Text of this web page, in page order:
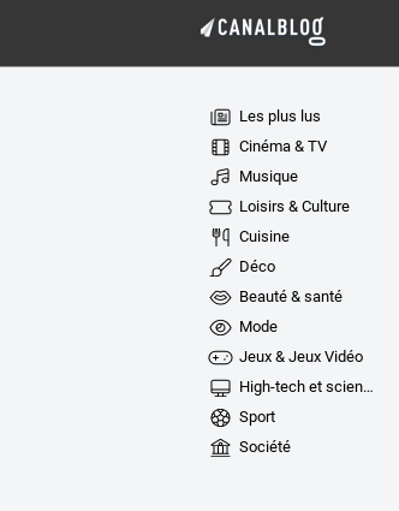
Les plus lus
Cinéma & TV
Musique
Loisirs & Culture
Cuisine
Déco
Beauté & santé
Mode
Jeux & Jeux Vidéo
High-tech et sciences
Sport
Société